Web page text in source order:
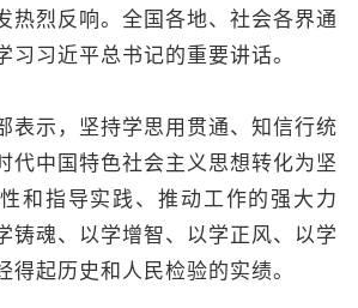
热烈反响。全国各地、社会各界通
习习近平总书记的重要讲话。
示，坚持学思用贯通、知信行统
代中国特色社会主义思想转化为坚
和指导实践、推动工作的强大力
铸魂、以学增智、以学正风、以学
得起历史和人民检验的实绩。